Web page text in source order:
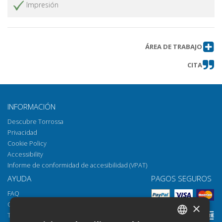
Impresión
ÁREA DE TRABAJO
CITA
INFORMACIÓN
Descubre Torrossa
Privacidad
Cookie Policy
Accessibility
Informe de conformidad de accesibilidad (VPAT)
AYUDA
FAQ
Cómo abrir los archivos
Torrossa Reader
PAGOS SEGUROS
×